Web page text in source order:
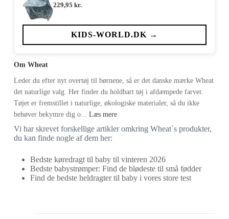
229,95 kr.
KIDS-WORLD.DK →
Om Wheat
Leder du efter nyt overtøj til børnene, så er det danske mærke Wheat
det naturlige valg. Her finder du holdbart tøj i afdæmpede farver.
Tøjet er fremstillet i naturlige, økologiske materialer, så du ikke
behøver bekymre dig o... Læs mere
Vi har skrevet forskellige artikler omkring Wheat´s produkter,
du kan finde nogle af dem her:
Bedste køredragt til baby til vinteren 2026
Bedste babystrømper: Find de blødeste til små fødder
Find de bedste heldragter til baby i vores store test